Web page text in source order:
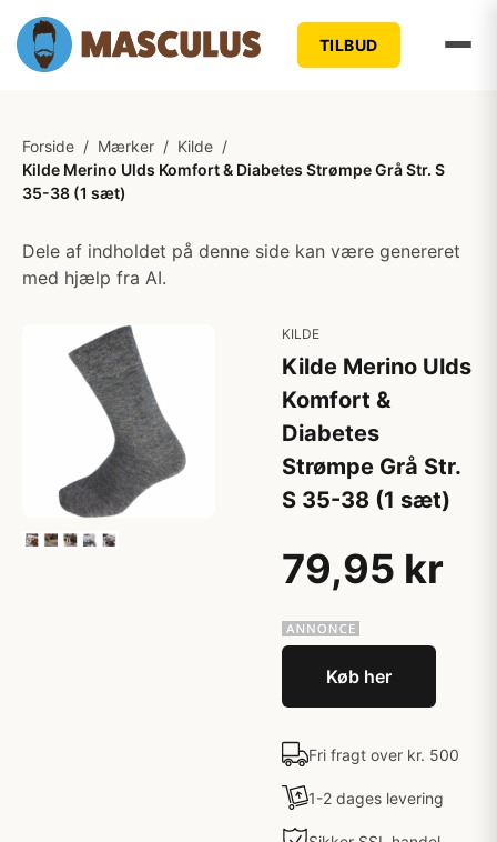
TILBUD
Forside / Mærker / Kilde /
Kilde Merino Ulds Komfort & Diabetes Strømpe Grå Str. S
35-38 (1 sæt)
Dele af indholdet på denne side kan være genereret
med hjælp fra AI.
KILDE
Kilde Merino Ulds
Komfort &
Diabetes
Strømpe Grå Str.
S 35-38 (1 sæt)
79,95 kr
Køb her
Fri fragt over kr. 500
1-2 dages levering